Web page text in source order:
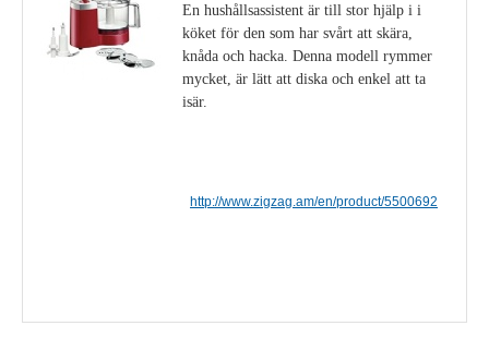
En hushållsassistent är till stor hjälp i i
köket för den som har svårt att skära,
knåda och hacka. Denna modell rymmer
mycket, är lätt att diska och enkel att ta
isär.
http://www.zigzag.am/en/product/5500692